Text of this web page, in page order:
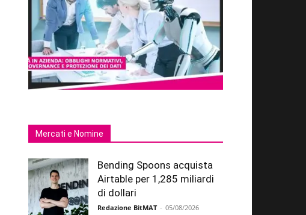
Mercati e Nomine
Bending Spoons acquista
Airtable per 1,285 miliardi
di dollari
Redazione BitMAT - 05/08/2026